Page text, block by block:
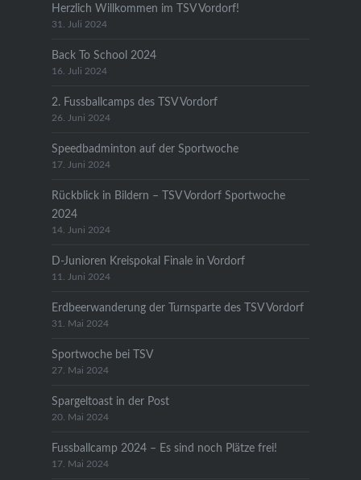
Herzlich Willkommen im TSV Vordorf!
31. Juli 2024
Back To School 2024
16. Juli 2024
2. Fussballcamps des TSV Vordorf
26. Juni 2024
Speedbadminton auf der Sportwoche
17. Juni 2024
Rückblick in Bildern – TSV Vordorf Sportwoche
2024
14. Juni 2024
D-Junioren Kreispokal Finale in Vordorf
11. Juni 2024
Erdbeerwanderung der Turnsparte des TSV Vordorf
31. Mai 2024
Sportwoche bei TSV
27. Mai 2024
Spargeltoast in der Post
20. Mai 2024
Fussballcamp 2024 – Es sind noch Plätze frei!
17. Mai 2024